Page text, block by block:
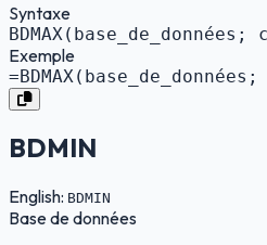
Syntaxe
Exemple
BDMIN
English: BDMIN
Base de données